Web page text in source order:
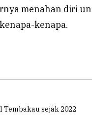
menahan diri
kenapa.
sejak 2022